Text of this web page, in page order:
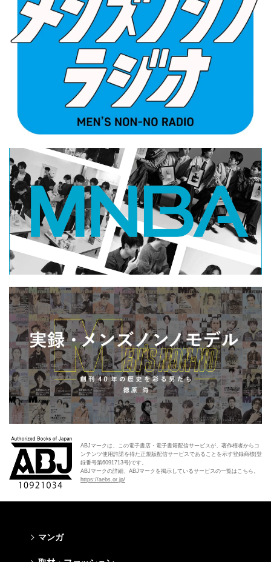
ABJマークは、この電子書店・電子書籍配信サービスが、著作権者からコ
ンテンツ使用許諾を得た正規版配信サービスであることを示す登録商標(登
録番号第6091713号)です。
ABJマークの詳細、ABJマークを掲示しているサービスの一覧はこちら。
https://aebs.or.jp/
マンガ